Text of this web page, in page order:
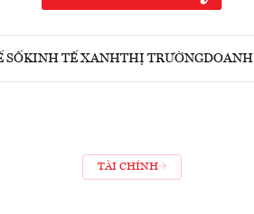
SỐKINH TẾ XANHTHỊ TRƯỜNG
TÀI CHÍNH